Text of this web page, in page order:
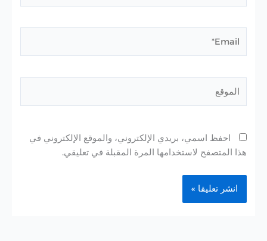
احفظ اسمي، بريدي الإلكتروني، والموقع الإلكتروني في
هذا المتصفح لاستخدامها المرة المقبلة في تعليقي.